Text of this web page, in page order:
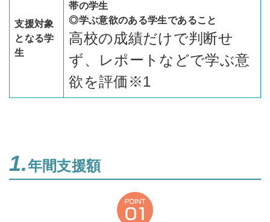
支援対象
となる学
生
帯の学生
◎学ぶ意欲のある学生であること
高校の成績だけで判断せ
ず、レポートなどで学ぶ意
欲を評価※1
1.年間支援額